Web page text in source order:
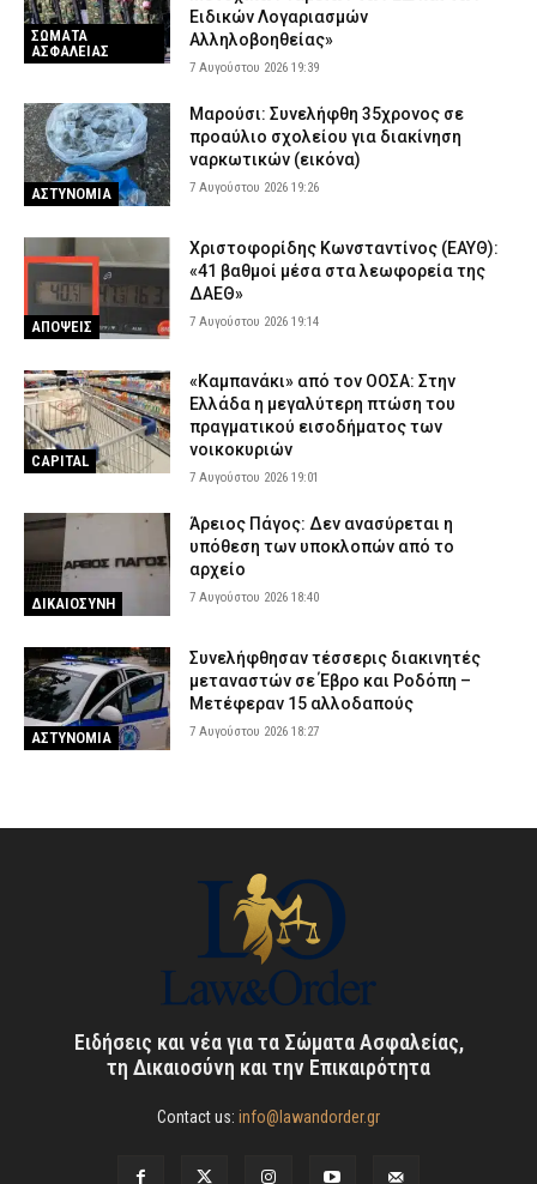
ΣΩΜΑΤΑ
ΑΣΦΑΛΕΙΑΣ
Ειδικών Λογαριασμών
Αλληλοβοηθείας»
7 Αυγούστου 2026 19:39
ΑΣΤΥΝΟΜΙΑ
Μαρούσι: Συνελήφθη 35χρονος σε
προαύλιο σχολείου για διακίνηση
ναρκωτικών (εικόνα)
7 Αυγούστου 2026 19:26
ΑΠΟΨΕΙΣ
Χριστοφορίδης Κωνσταντίνος (ΕΑΥΘ):
«41 βαθμοί μέσα στα λεωφορεία της
ΔΑΕΘ»
7 Αυγούστου 2026 19:14
CAPITAL
«Καμπανάκι» από τον ΟΟΣΑ: Στην
Ελλάδα η μεγαλύτερη πτώση του
πραγματικού εισοδήματος των
νοικοκυριών
7 Αυγούστου 2026 19:01
ΔΙΚΑΙΟΣΥΝΗ
Άρειος Πάγος: Δεν ανασύρεται η
υπόθεση των υποκλοπών από το
αρχείο
7 Αυγούστου 2026 18:40
ΑΣΤΥΝΟΜΙΑ
Συνελήφθησαν τέσσερις διακινητές
μεταναστών σε Έβρο και Ροδόπη –
Μετέφεραν 15 αλλοδαπούς
7 Αυγούστου 2026 18:27
Ειδήσεις και νέα για τα Σώματα Ασφαλείας,
τη Δικαιοσύνη και την Επικαιρότητα
Contact us: info@lawandorder.gr